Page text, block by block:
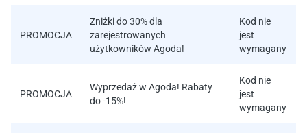
PROMOCJA
Zniżki do 30% dla
zarejestrowanych
użytkowników Agoda!
Kod nie
jest
wymagany
PROMOCJA
Wyprzedaż w Agoda! Rabaty
do -15%!
Kod nie
jest
wymagany